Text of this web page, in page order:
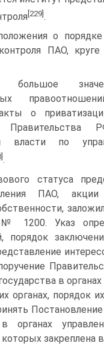
[229] .
о порядке
ПАО,
большое
о
Правительства
власти по
.
статуса
ПАО,
1200. Указ
порядок
в
органах, порядок
органах
закреплена